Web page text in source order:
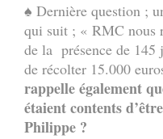
♠ Dernière question ;
qui suit ; « RMC nous
de la présence de 145
de récolter 15.000
rappelle également
étaient contents
Philippe ?